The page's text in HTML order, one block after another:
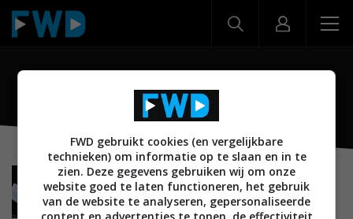
Nuwa Pen
CREATE 07 NOVEMBER 2022
Nederlandse Nuwa maakt slimme pen die ziet
wat je schrijft
FWD gebruikt cookies (en vergelijkbare
technieken) om informatie op te slaan en in te
zien. Deze gegevens gebruiken wij om onze
website goed te laten functioneren, het gebruik
van de website te analyseren, gepersonaliseerde
content en advertenties te tonen, de effectiviteit